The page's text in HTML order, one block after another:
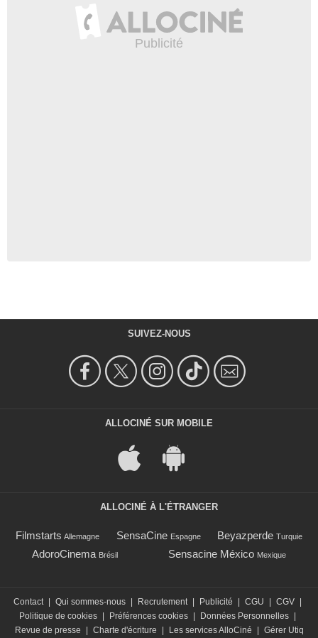
SUIVEZ-NOUS
ALLOCINÉ SUR MOBILE
ALLOCINÉ À L'ÉTRANGER
Filmstarts Allemagne SensaCine Espagne Beyazperde Turquie
AdoroCinema Brésil Sensacine México Mexique
Contact | Qui sommes-nous | Recrutement | Publicité | CGU | CGV |
Politique de cookies | Préférences cookies | Données Personnelles |
Revue de presse
| Charte d'écriture | Les services AlloCiné | Gérer Utiq